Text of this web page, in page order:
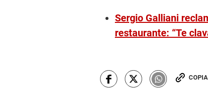
Sergio Galliani
restaurante: “Te